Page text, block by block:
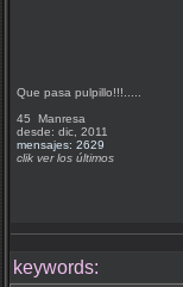
Que pasa pulpillo!!!.....
45 Manresa
desde: dic, 2011
mensajes: 2629
clik ver los últimos
keywords: